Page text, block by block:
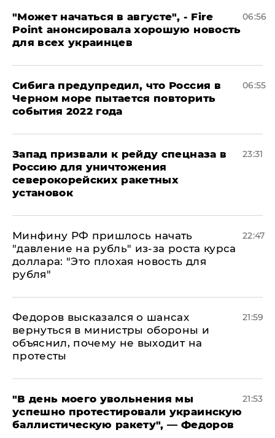
"Может начаться в августе", - Fire
Point анонсировала хорошую новость
для всех украинцев
06:56
Сибига предупредил, что Россия в
Черном море пытается повторить
события 2022 года
06:55
Запад призвали к рейду спецназа в
Россию для уничтожения
северокорейских ракетных
установок
23:31
Минфину РФ пришлось начать
"давление на рубль" из-за роста курса
доллара: "Это плохая новость для
рубля"
22:47
Федоров высказался о шансах
вернуться в министры обороны и
объяснил, почему не выходит на
протесты
21:59
​"В день моего увольнения мы
успешно протестировали украинскую
баллистическую ракету", — Федоров
21:53